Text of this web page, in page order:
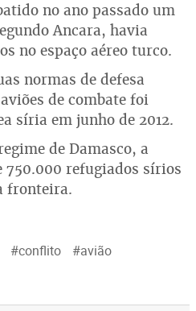
no ano passado um
Ancara, havia
no espaço aéreo turco.
normas de defesa
de combate foi
síria em junho de 2012.
de Damasco, a
refugiados sírios
fronteira.
#conflito #avião